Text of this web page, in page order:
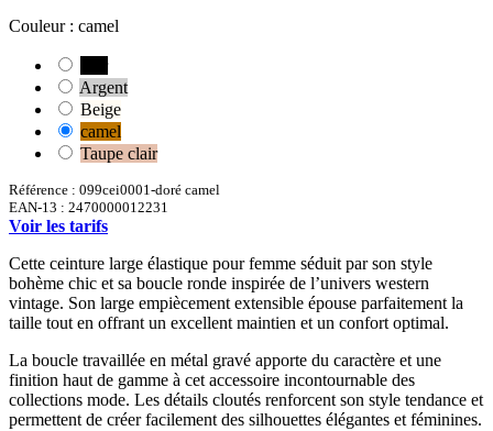
Couleur : camel
Argent
Beige
camel
Taupe clair
Référence : 099cei0001-doré camel
EAN-13 : 2470000012231
Voir les tarifs
Cette ceinture large élastique pour femme séduit par son style
bohème chic et sa boucle ronde inspirée de l’univers western
vintage. Son large empiècement extensible épouse parfaitement la
taille tout en offrant un excellent maintien et un confort optimal.
La boucle travaillée en métal gravé apporte du caractère et une
finition haut de gamme à cet accessoire incontournable des
collections mode. Les détails cloutés renforcent son style tendance et
permettent de créer facilement des silhouettes élégantes et féminines.